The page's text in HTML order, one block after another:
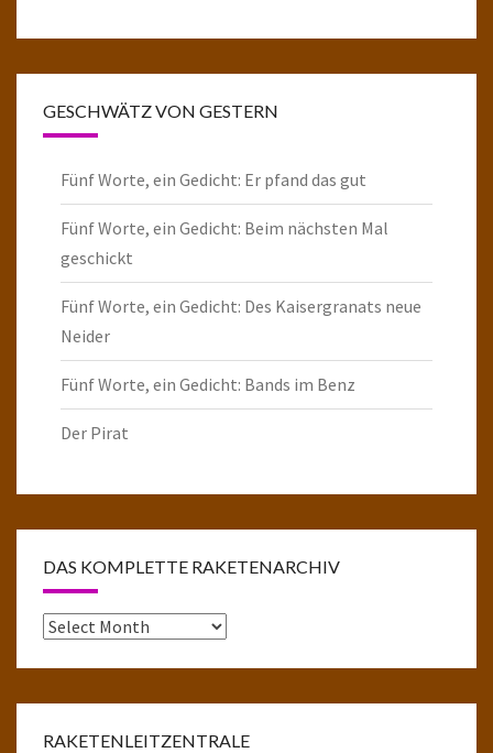
GESCHWÄTZ VON GESTERN
Fünf Worte, ein Gedicht: Er pfand das gut
Fünf Worte, ein Gedicht: Beim nächsten Mal
geschickt
Fünf Worte, ein Gedicht: Des Kaisergranats neue
Neider
Fünf Worte, ein Gedicht: Bands im Benz
Der Pirat
DAS KOMPLETTE RAKETENARCHIV
Das
RAKETENLEITZENTRALE